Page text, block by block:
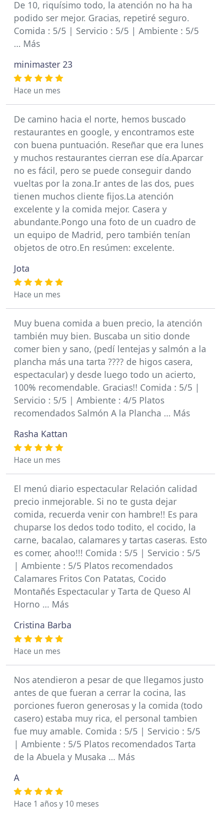
De 10, riquísimo todo, la atención no ha ha
podido ser mejor. Gracias, repetiré seguro.
Comida : 5/5 | Servicio : 5/5 | Ambiente : 5/5
… Más
minimaster 23
Hace un mes
De camino hacia el norte, hemos buscado
restaurantes en google, y encontramos este
con buena puntuación. Reseñar que era lunes
y muchos restaurantes cierran ese día.Aparcar
no es fácil, pero se puede conseguir dando
vueltas por la zona.Ir antes de las dos, pues
tienen muchos cliente fijos.La atención
excelente y la comida mejor. Casera y
abundante.Pongo una foto de un cuadro de
un equipo de Madrid, pero también tenían
objetos de otro.En resúmen: excelente.
Jota
Hace un mes
Muy buena comida a buen precio, la atención
también muy bien. Buscaba un sitio donde
comer bien y sano, (pedí lentejas y salmón a la
plancha más una tarta ???? de higos casera,
espectacular) y desde luego todo un acierto,
100% recomendable. Gracias!! Comida : 5/5 |
Servicio : 5/5 | Ambiente : 4/5 Platos
recomendados Salmón A la Plancha … Más
Rasha Kattan
Hace un mes
El menú diario espectacular Relación calidad
precio inmejorable. Si no te gusta dejar
comida, recuerda venir con hambre!! Es para
chuparse los dedos todo todito, el cocido, la
carne, bacalao, calamares y tartas caseras. Esto
es comer, ahoo!!! Comida : 5/5 | Servicio : 5/5
| Ambiente : 5/5 Platos recomendados
Calamares Fritos Con Patatas, Cocido
Montañés Espectacular y Tarta de Queso Al
Horno … Más
Cristina Barba
Hace un mes
Nos atendieron a pesar de que llegamos justo
antes de que fueran a cerrar la cocina, las
porciones fueron generosas y la comida (todo
casero) estaba muy rica, el personal tambien
fue muy amable. Comida : 5/5 | Servicio : 5/5
| Ambiente : 5/5 Platos recomendados Tarta
de la Abuela y Musaka … Más
A
Hace 1 años y 10 meses